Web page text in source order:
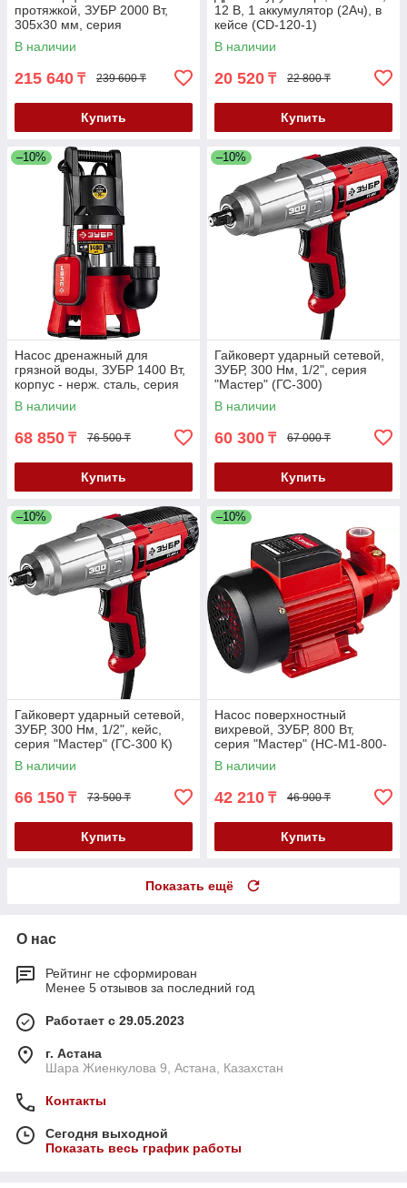
протяжкой, ЗУБР 2000 Вт,
305х30 мм, серия
"Профессионал" (ППТ-305-
П)
В наличии
215 640 ₸ 239 600 ₸
Купить
12 В, 1 аккумулятор (2Ач), в
кейсе (CD-120-1)
В наличии
20 520 ₸ 22 800 ₸
Купить
–10%
Насос дренажный для
грязной воды, ЗУБР 1400 Вт,
корпус - нерж. сталь, серия
"Мастер" (НПГ-М3-1400-С)
В наличии
68 850 ₸ 76 500 ₸
Купить
–10%
Гайковерт ударный сетевой,
ЗУБР, 300 Нм, 1/2", серия
"Мастер" (ГС-300)
В наличии
60 300 ₸ 67 000 ₸
Купить
–10%
Гайковерт ударный сетевой,
ЗУБР, 300 Нм, 1/2", кейс,
серия "Мастер" (ГС-300 К)
В наличии
66 150 ₸ 73 500 ₸
Купить
–10%
Насос поверхностный
вихревой, ЗУБР, 800 Вт,
серия "Мастер" (НС-М1-800-
Ч)
В наличии
42 210 ₸ 46 900 ₸
Купить
Показать ещё
О нас
Рейтинг не сформирован
Менее 5 отзывов за последний год
Работает с 29.05.2023
г. Астана
Шара Жиенкулова 9, Астана, Казахстан
Контакты
Сегодня выходной
Показать весь график работы